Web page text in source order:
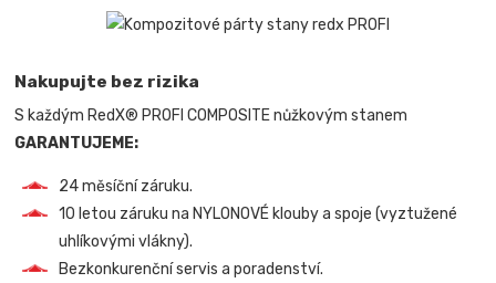
Nakupujte bez rizika
S každým RedX® PROFI COMPOSITE nůžkovým stanem
GARANTUJEME:
24 měsíční záruku.
10 letou záruku na NYLONOVÉ klouby a spoje (vyztužené
uhlíkovými vlákny).
Bezkonkurenční servis a poradenství.